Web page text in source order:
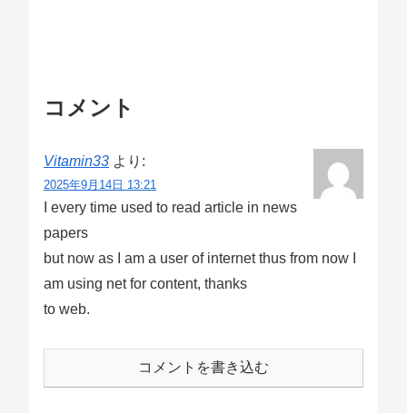
コメント
Vitamin33 より:
2025年9月14日 13:21
I every time used to read article in news
papers
but now as I am a user of internet thus from now I
am using net for content, thanks
to web.
コメントを書き込む